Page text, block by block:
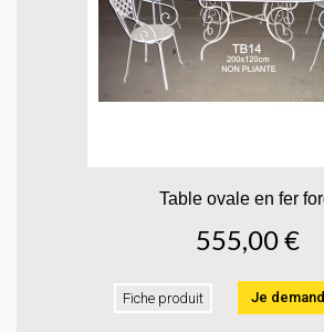
Table ovale en fer
555,00 €
Fiche produit Je